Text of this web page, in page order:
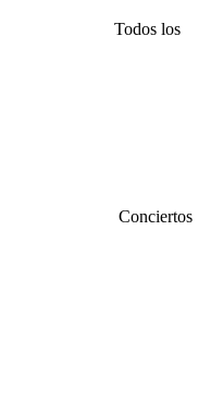
Todos los
Conciertos